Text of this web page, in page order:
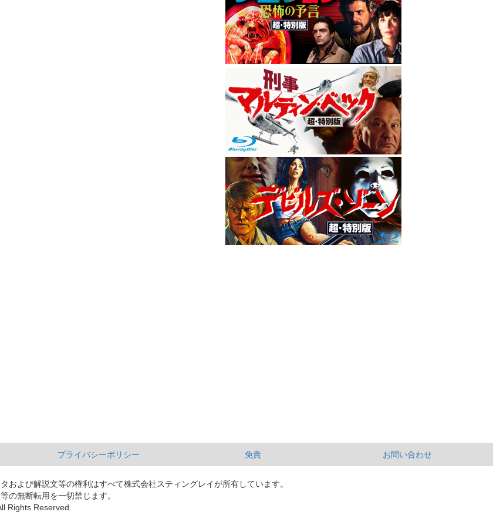
プライバシーポリシー 免責 お問い合わせ
および解説文等の権利はすべて株式会社スティングレイが所有しています。
の無断転用を一切禁じます。
Rights Reserved.